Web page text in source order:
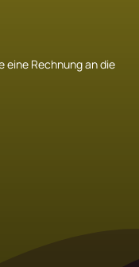
eine Rechnung an die